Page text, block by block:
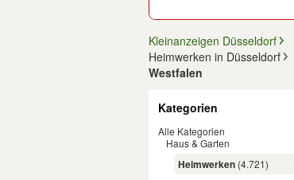
Kleinanzeigen Düsseldorf
Heimwerken in Düsseldorf
Westfalen
Kategorien
Alle Kategorien
Haus & Garten
Heimwerken (4.721)